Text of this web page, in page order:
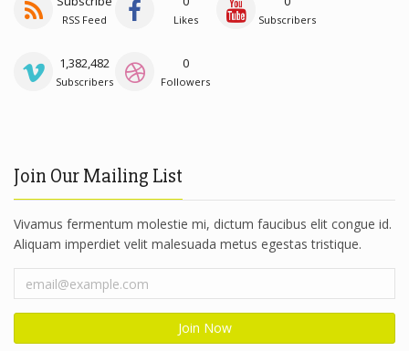
RSS Feed Likes Subscribers
1,382,482
Subscribers
0
Followers
Join Our Mailing List
Vivamus fermentum molestie mi, dictum faucibus elit congue id.
Aliquam imperdiet velit malesuada metus egestas tristique.